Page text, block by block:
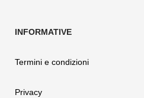
Termini e condizioni
Privacy